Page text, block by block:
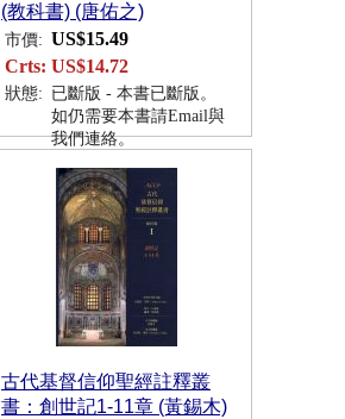
(教科書) (唐佑之)
市價: US$15.49
Crts: US$14.72
狀態: 已斷版 - 本書已斷版。
如仍需要本書請Email與
我們連絡。
古代基督信仰聖經註釋叢
書：創世記1-11章 (黃錫木)